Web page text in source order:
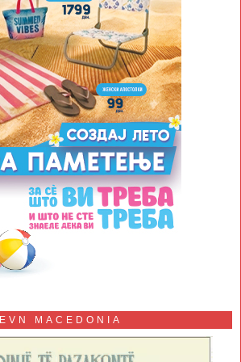
EVN MACEDONIA